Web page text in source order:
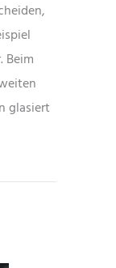
Beim
glasiert